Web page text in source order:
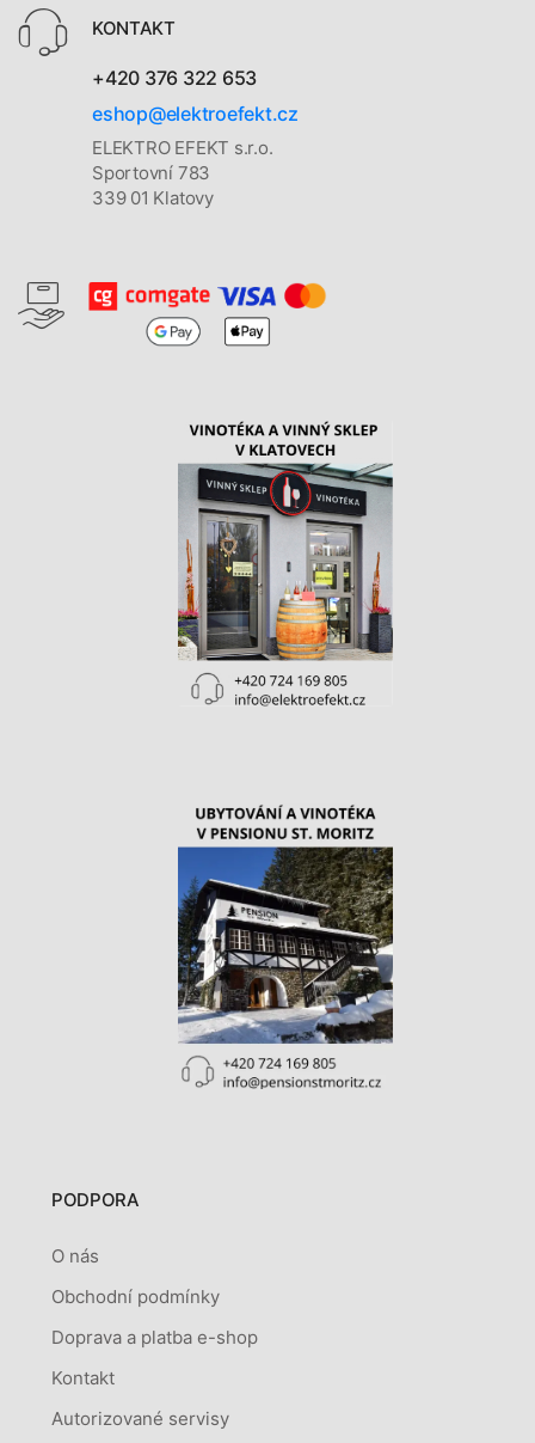
KONTAKT
+420 376 322 653
eshop@elektroefekt.cz
ELEKTRO EFEKT s.r.o.
Sportovní 783
339 01 Klatovy
PODPORA
O nás
Obchodní podmínky
Doprava a platba e-shop
Kontakt
Autorizované servisy